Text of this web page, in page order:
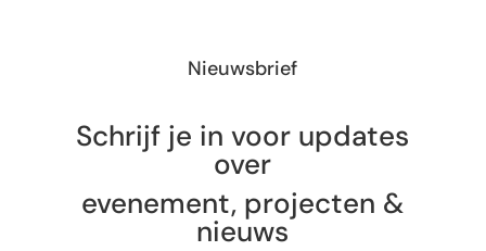
Nieuwsbrief
Schrijf je in voor updates
over
evenement, projecten &
nieuws